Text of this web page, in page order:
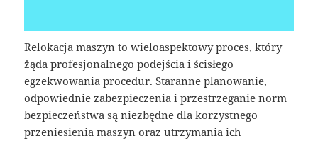
Relokacja maszyn to wieloaspektowy proces, który
żąda profesjonalnego podejścia i ścisłego
egzekwowania procedur. Staranne planowanie,
odpowiednie zabezpieczenia i przestrzeganie norm
bezpieczeństwa są niezbędne dla korzystnego
przeniesienia maszyn oraz utrzymania ich